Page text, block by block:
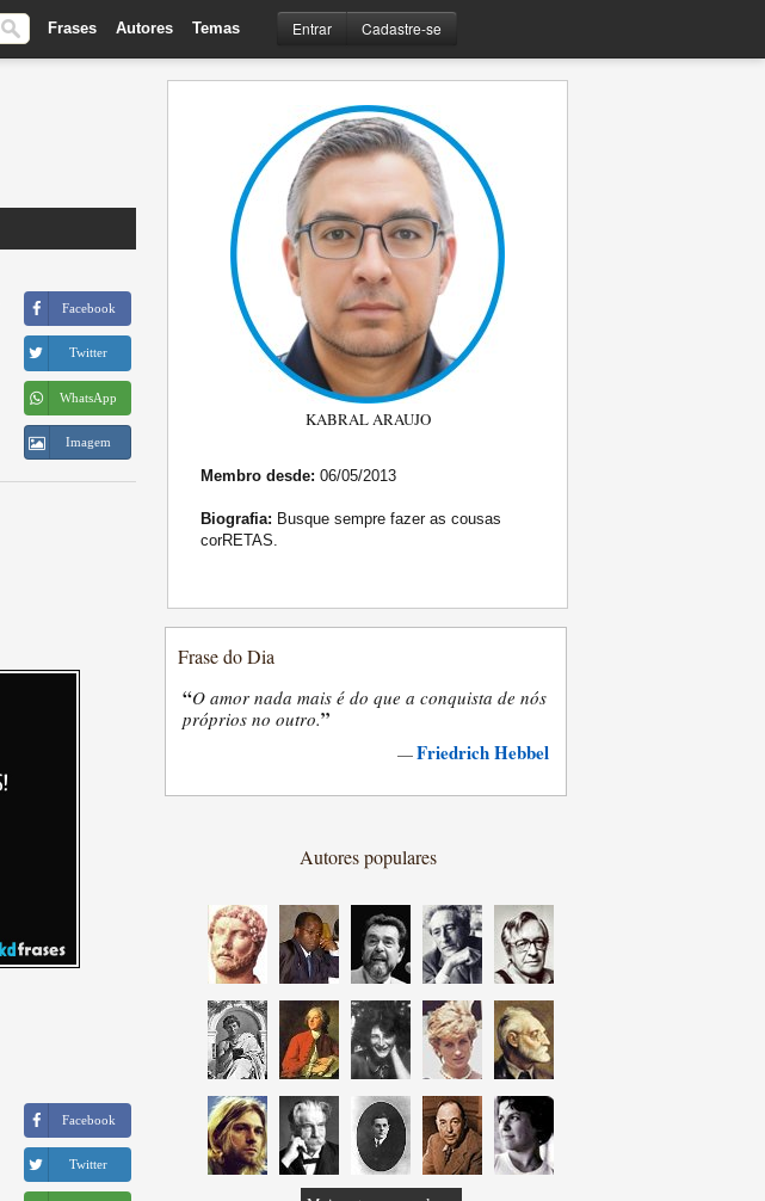
Frases Autores Temas Entrar Cadastre-se
Facebook
Twitter
WhatsApp
Imagem
Facebook
Twitter
KABRAL ARAUJO
Membro desde: 06/05/2013
Biografia: Busque sempre fazer as cousas
corRETAS.
Frase do Dia
“O amor nada mais é do que a conquista de nós
próprios no outro.”
—Friedrich Hebbel
Autores populares